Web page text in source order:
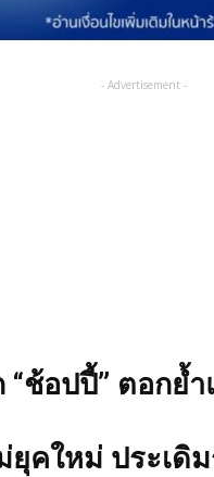
- Advertisement -
“ช้อปปี้” ตอกย้
คใหม่ ประเดิ